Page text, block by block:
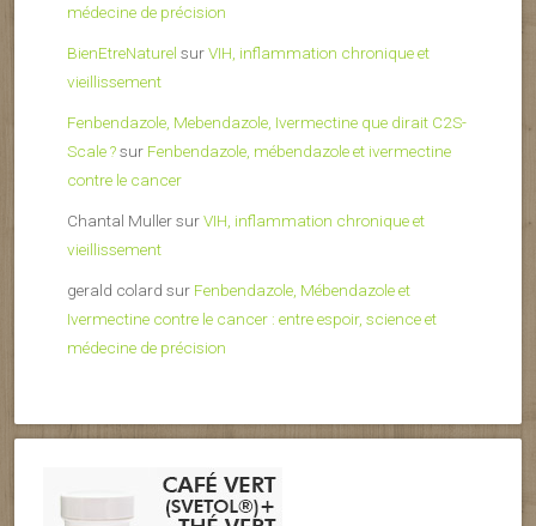
médecine de précision
BienEtreNaturel surVIH, inflammation chronique et
vieillissement
Fenbendazole, Mebendazole, Ivermectine que dirait C2S-
Scale ?sur Fenbendazole, mébendazole et ivermectine
contre le cancer
Chantal MullersurVIH, inflammation chronique et
vieillissement
gerald colard sur Fenbendazole, Mébendazole et
Ivermectine contre le cancer : entre espoir, science et
médecine de précision